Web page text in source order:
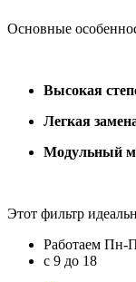
Основные
Высокая
Легкая
Модульный
Этот фильтр
Работаем Пн-
c 9 до 18